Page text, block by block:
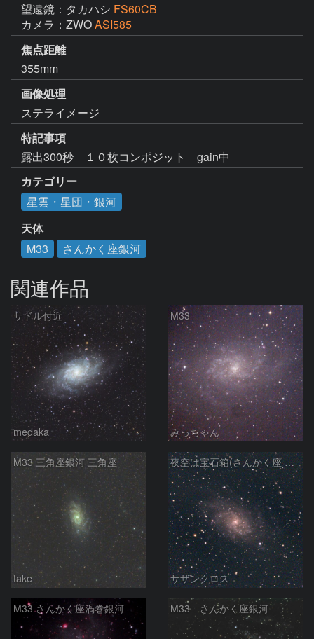
望遠鏡：タカハシ FS60CB
カメラ：ZWOASI585
焦点距離
355mm
画像処理
ステライメージ
特記事項
露出300秒　１０枚コンポジット　gain中
カテゴリー
星雲・星団・銀河
天体
M33
さんかく座銀河
関連作品
サドル付近
medaka
M33
みっちゃん
M33 三角座銀河 三角座
take
夜空は宝石箱(さんかく座 M33) Seestar50
サザンクロス
M33 さんかく座渦巻銀河 M33 さんかく座銀河